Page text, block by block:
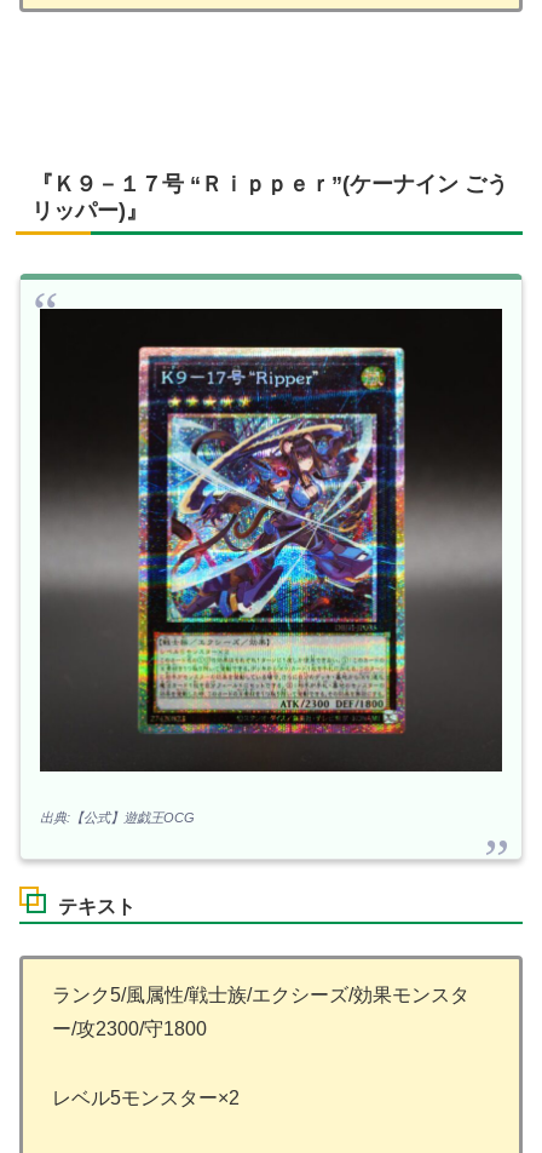
『Ｋ９－１７号 “Ｒｉｐｐｅｒ”(ケーナイン ごう
リッパー)』
出典:【公式】遊戯王OCG
テキスト
ランク5/風属性/戦士族/エクシーズ/効果モンスタ
ー/攻2300/守1800
レベル5モンスター×2